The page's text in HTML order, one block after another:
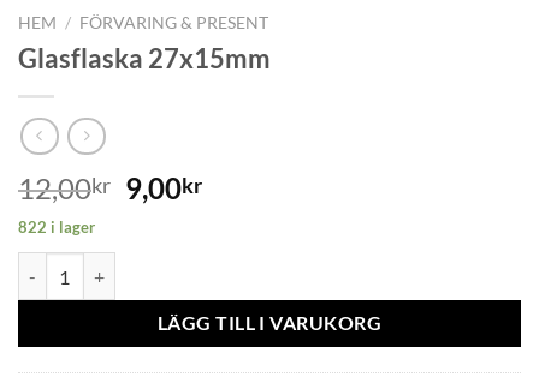
HEM / FÖRVARING & PRESENT
Glasflaska 27x15mm
12,00kr 9,00kr
822 i lager
LÄGG TILL I VARUKORG